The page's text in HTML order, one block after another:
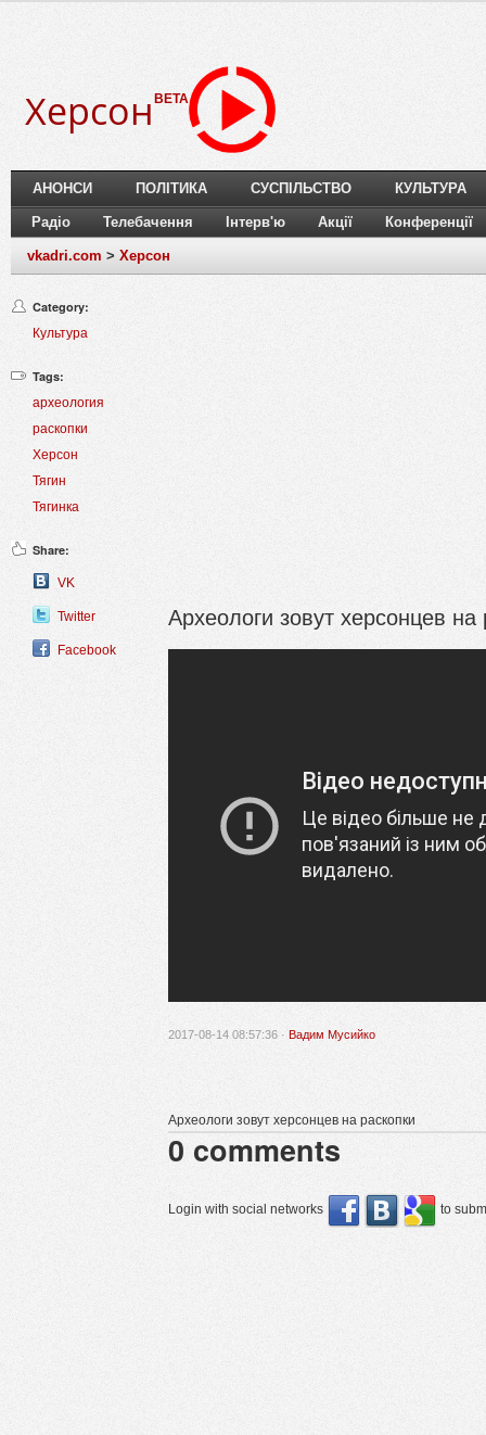
Херсон BETA
АНОНСИ ПОЛІТИКА СУСПІЛЬСТВО КУЛЬТУРА
Радіо Телебачення Інтерв'ю Акції Конференції
vkadri.com > Херсон
Category:
Культура
Tags:
археология
раскопки
Херсон
Тягин
Тягинка
Share:
VK
Twitter
Facebook
Археологи зовут херсонцев на
2017-08-14 08:57:36 · Вадим Мусийко
Археологи зовут херсонцев на раскопки
0 comments
Login with social networks to